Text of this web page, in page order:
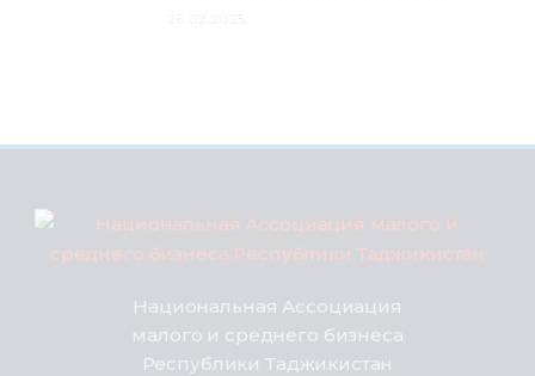
Национальная Ассоциация
малого и среднего бизнеса
Республики Таджикистан